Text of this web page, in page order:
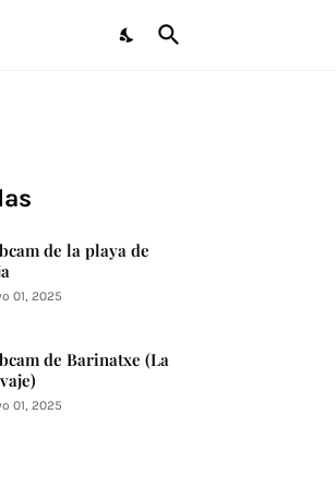
de la playa de
01, 2025
de Barinatxe (La
01, 2025